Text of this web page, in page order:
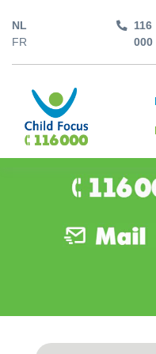
NL
FR
116
000